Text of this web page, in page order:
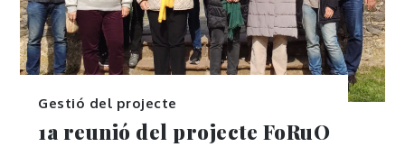
Gestió del projecte
1a reunió del projecte FoRuO